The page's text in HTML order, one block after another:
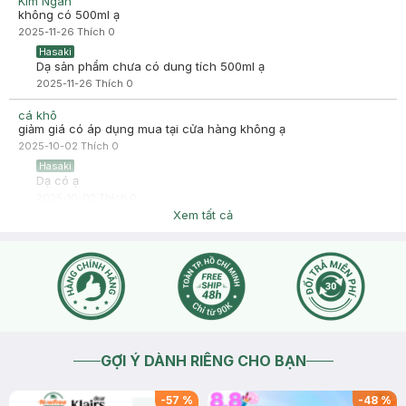
gian đánh giá. Sự hài lòng của khách hàng là động lực to lớn
để Hasaki ngày càng phát triển hơn nữa về chất lượng dịch
vụ. Cảm ơn bạn đã tin tưởng và mua sắm tại Hasaki!
không có 500ml ạ
2025-11-26 Thích 0
Hasaki
Dạ sản phẩm chưa có dung tích 500ml ạ
2025-11-26 Thích 0
cá khô
giảm giá có áp dụng mua tại cửa hàng không ạ
2025-10-02 Thích 0
Hasaki
Dạ có ạ
Xem tất cả
GỢI Ý DÀNH RIÊNG CHO BẠN
-57 % -48%